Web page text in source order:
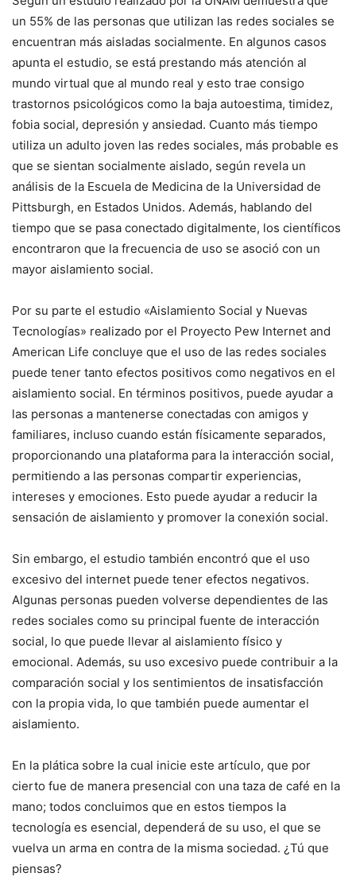
un 55% de las personas que utilizan las redes sociales se
encuentran más aisladas socialmente. En algunos casos
apunta el estudio, se está prestando más atención al
mundo virtual que al mundo real y esto trae consigo
trastornos psicológicos como la baja autoestima, timidez,
fobia social, depresión y ansiedad. Cuanto más tiempo
utiliza un adulto joven las redes sociales, más probable es
que se sientan socialmente aislado, según revela un
análisis de la Escuela de Medicina de la Universidad de
Pittsburgh, en Estados Unidos. Además, hablando del
tiempo que se pasa conectado digitalmente, los científicos
encontraron que la frecuencia de uso se asoció con un
mayor aislamiento social.
Por su parte el estudio «Aislamiento Social y Nuevas
Tecnologías» realizado por el Proyecto Pew Internet and
American Life concluye que el uso de las redes sociales
puede tener tanto efectos positivos como negativos en el
aislamiento social. En términos positivos, puede ayudar a
las personas a mantenerse conectadas con amigos y
familiares, incluso cuando están físicamente separados,
proporcionando una plataforma para la interacción social,
permitiendo a las personas compartir experiencias,
intereses y emociones. Esto puede ayudar a reducir la
sensación de aislamiento y promover la conexión social.
Sin embargo, el estudio también encontró que el uso
excesivo del internet puede tener efectos negativos.
Algunas personas pueden volverse dependientes de las
redes sociales como su principal fuente de interacción
social, lo que puede llevar al aislamiento físico y
emocional. Además, su uso excesivo puede contribuir a la
comparación social y los sentimientos de insatisfacción
con la propia vida, lo que también puede aumentar el
aislamiento.
En la plática sobre la cual inicie este artículo, que por
cierto fue de manera presencial con una taza de café en la
mano; todos concluimos que en estos tiempos la
tecnología es esencial, dependerá de su uso, el que se
vuelva un arma en contra de la misma sociedad. ¿Tú que
piensas?